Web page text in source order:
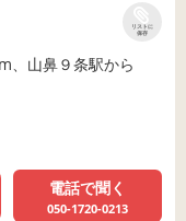
リストに
保存
、山鼻９条駅から
電話で聞く
050-1720-0213